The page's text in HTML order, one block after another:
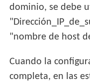
dominio, se debe
"nombre de host
Cuando la
completa, en las